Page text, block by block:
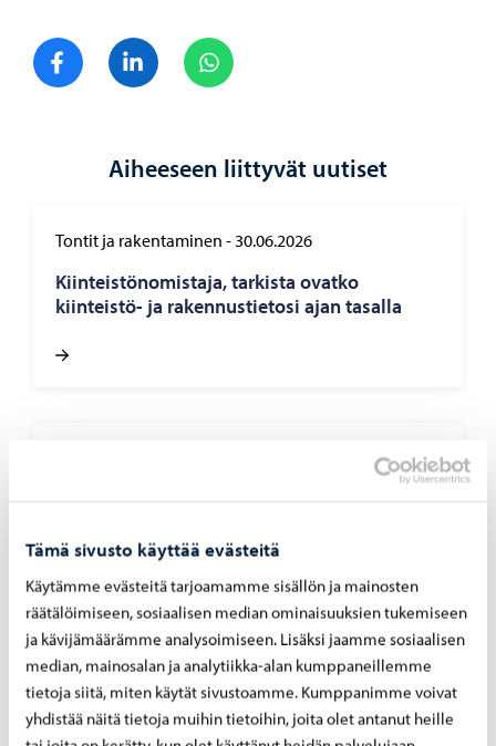
Tämä sivusto käyttää evästeitä
Käytämme evästeitä tarjoamamme sisällön ja mainosten
räätälöimiseen, sosiaalisen median ominaisuuksien tukemiseen
ja kävijämäärämme analysoimiseen. Lisäksi jaamme sosiaalisen
median, mainosalan ja analytiikka-alan kumppaneillemme
tietoja siitä, miten käytät sivustoamme. Kumppanimme voivat
yhdistää näitä tietoja muihin tietoihin, joita olet antanut heille
Jaa FacebookJaa LinkedIn
Aiheeseen liittyvät uutiset
Tontit ja rakentaminen -30.06.2026
Kiin­teis­tö­no­mis­ta­ja, tar­kis­ta ovat­ko
kiinteistö-​ ja ra­ken­nus­tie­to­si ajan ta­sal­la
Ra­ken­nus­val­von­nan asia­kas­tyy­ty­väi­syys­ky­